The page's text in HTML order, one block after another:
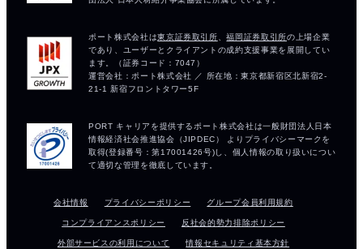
会社情報 プライバシーポリシー グループ会員利用規約
コンプライアンスポリシー 反社会的勢力排除ポリシー
外部サービスの利用について 情報セキュリティ基本方針